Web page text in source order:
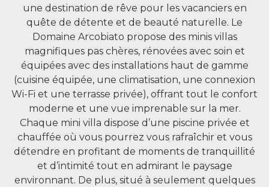
une destination de rêve pour les vacanciers en
quête de détente et de beauté naturelle. Le
Domaine Arcobiato propose des minis villas
magnifiques pas chères, rénovées avec soin et
équipées avec des installations haut de gamme
(cuisine équipée, une climatisation, une connexion
Wi-Fi et une terrasse privée), offrant tout le confort
moderne et une vue imprenable sur la mer.
Chaque mini villa dispose d’une piscine privée et
chauffée où vous pourrez vous rafraîchir et vous
détendre en profitant de moments de tranquillité
et d’intimité tout en admirant le paysage
environnant. De plus, situé à seulement quelques